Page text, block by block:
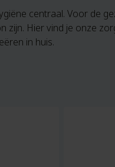
centraal. Voor de
zijn. Hier vind je onze
in huis.